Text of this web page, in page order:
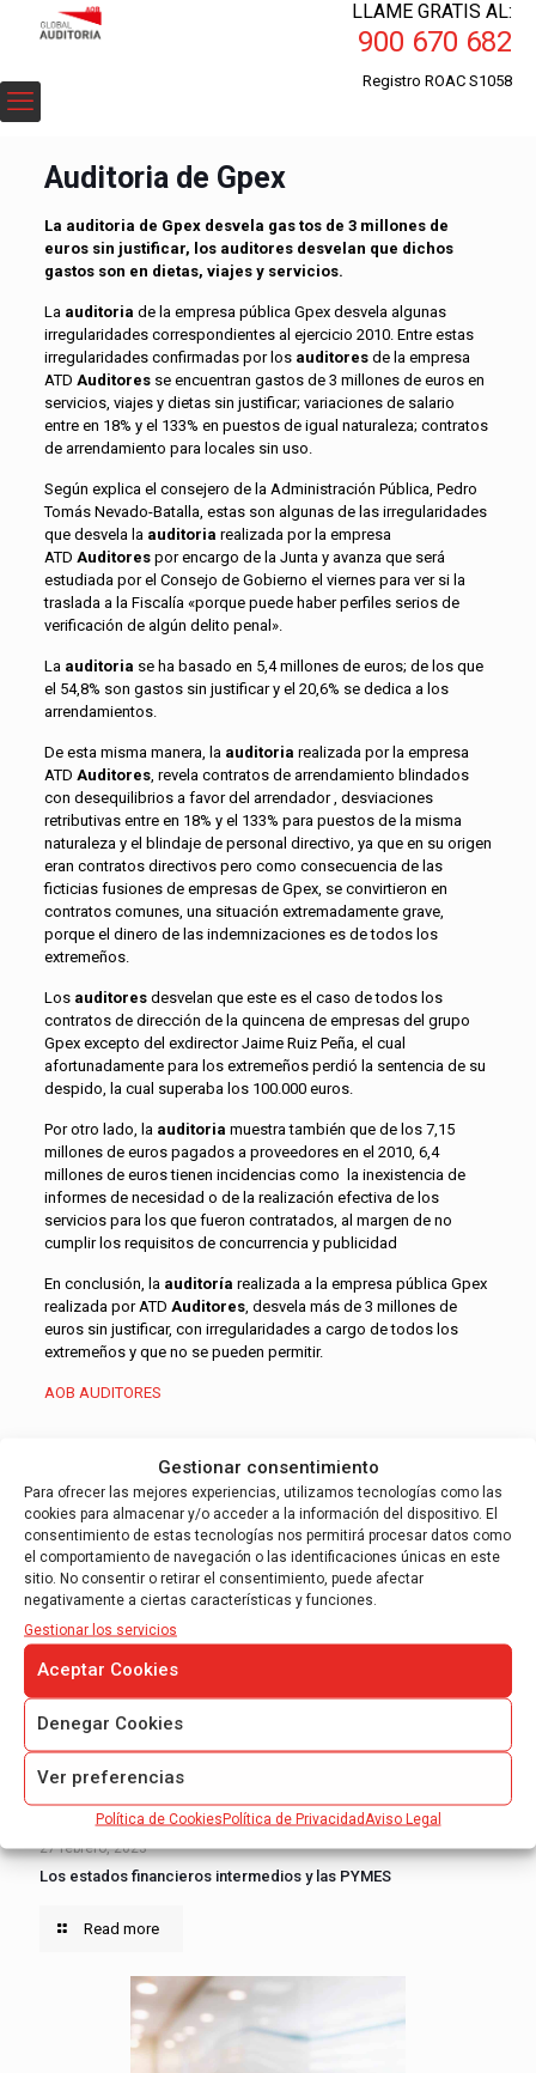
Gestionar consentimiento
Para ofrecer las mejores experiencias, utilizamos tecnologías como las
cookies para almacenar y/o acceder a la información del dispositivo. El
consentimiento de estas tecnologías nos permitirá procesar datos como
el comportamiento de navegación o las identificaciones únicas en este
sitio. No consentir o retirar el consentimiento, puede afectar
negativamente a ciertas características y funciones.
Gestionar los servicios
Aceptar Cookies
Denegar Cookies
Ver preferencias
Política de CookiesPolítica de Privacidad Aviso Legal
LLAME GRATIS AL:
900 670 682
Registro ROAC S1058
Auditoria de Gpex
La auditoria de Gpex desvela gas tos de 3 millones de
euros sin justificar, los auditores desvelan que dichos
gastos son en dietas, viajes y servicios.
La auditoria de la empresa pública Gpex desvela algunas
irregularidades correspondientes al ejercicio 2010. Entre estas
irregularidades confirmadas por los auditoresde la empresa
ATD Auditoresse encuentran gastos de 3 millones de euros en
servicios, viajes y dietas sin justificar; variaciones de salario
entre en 18% y el 133% en puestos de igual naturaleza; contratos
de arrendamiento para locales sin uso.
Según explica el consejero de la Administración Pública, Pedro
Tomás Nevado-Batalla, estas son algunas de las irregularidades
que desvela la auditoria realizada por la empresa
ATD Auditorespor encargo de la Junta y avanza que será
estudiada por el Consejo de Gobierno el viernes para ver si la
traslada a la Fiscalía «porque puede haber perfiles serios de
verificación de algún delito penal».
Laauditoria se ha basado en 5,4 millones de euros; de los que
el 54,8% son gastos sin justificar y el 20,6% se dedica a los
arrendamientos.
De esta misma manera, la auditoria realizada por la empresa
ATD Auditores, revela contratos de arrendamiento blindados
con desequilibrios a favor del arrendador , desviaciones
retributivas entre en 18% y el 133% para puestos de la misma
naturaleza y el blindaje de personal directivo, ya que en su origen
eran contratos directivos pero como consecuencia de las
ficticias fusiones de empresas de Gpex, se convirtieron en
contratos comunes, una situación extremadamente grave,
porque el dinero de las indemnizaciones es de todos los
extremeños.
Losauditoresdesvelan que este es el caso de todos los
contratos de dirección de la quincena de empresas del grupo
Gpex excepto del exdirector Jaime Ruiz Peña, el cual
afortunadamente para los extremeños perdió la sentencia de su
despido, la cual superaba los 100.000 euros.
Por otro lado, la auditoria muestra también que de los 7,15
millones de euros pagados a proveedores en el 2010, 6,4
millones de euros tienen incidencias como la inexistencia de
informes de necesidad o de la realización efectiva de los
servicios para los que fueron contratados, al margen de no
cumplir los requisitos de concurrencia y publicidad
En conclusión, laauditoría realizada a la empresa pública Gpex
realizada por ATD Auditores, desvela más de 3 millones de
euros sin justificar, con irregularidades a cargo de todos los
extremeños y que no se pueden permitir.
AOB AUDITORES
Sergio Bravo
Related posts
27 febrero, 2023
Los estados financieros intermedios y las PYMES
Read more